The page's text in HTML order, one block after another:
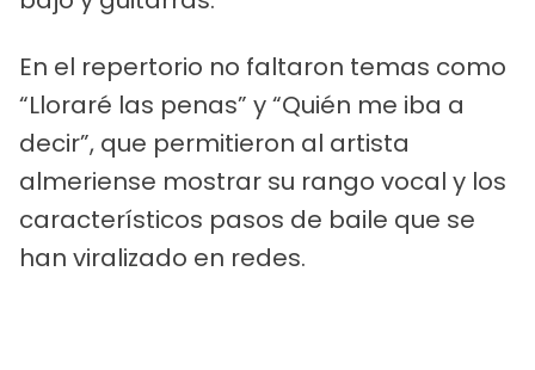
En el repertorio no faltaron temas como
“Lloraré las penas” y “Quién me iba a
decir”, que permitieron al artista
almeriense mostrar su rango vocal y los
característicos pasos de baile que se
han viralizado en redes.